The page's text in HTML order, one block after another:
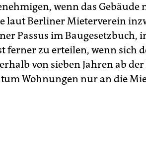
wenn das Gebäude
laut Berliner Mieterverein
Passus im Baugesetzbuch,
ferner zu erteilen, wenn sich
von sieben Jahren ab
Wohnungen nur an die